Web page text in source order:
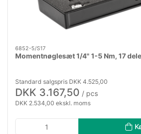
6852-5/S17
Momentnøglesæt 1/4" 1-5 Nm, 17 dele
Standard salgspris DKK 4.525,00
DKK 3.167,50 / pcs
DKK 2.534,00 ekskl. moms